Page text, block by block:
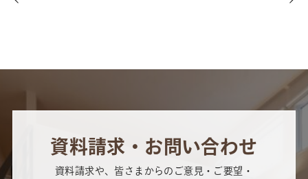
資料請求・お問い合わせ
資料請求や、皆さまからのご意見・ご要望・